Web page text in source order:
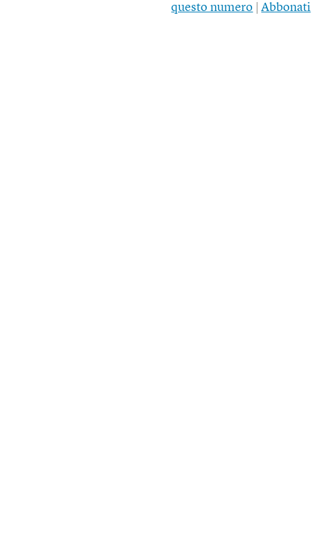
questo numero |Abbonati